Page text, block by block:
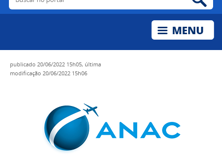
publicado 20/06/2022 15h05, última
modificação 20/06/2022 15h06